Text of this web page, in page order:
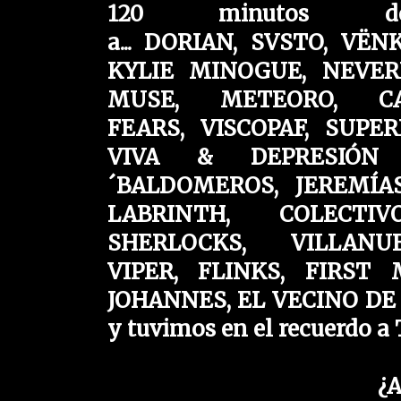
120 minutos
a... DORIAN, SVSTO,
KYLIE MINOGUE,
MUSE, METEORO,
FEARS, VISCOPAF,
VIVA &
´BALDOMEROS,
LABRINTH,
SHERLOCKS,
VIPER,FLINKS,FIRST
JOHANNES, EL VECINO
y tuvimos en el recuerdo a